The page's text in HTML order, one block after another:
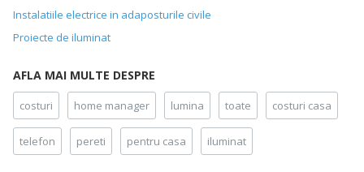
Instalatiile electrice in adaposturile civile
Proiecte de iluminat
AFLA MAI MULTE DESPRE
costuri home manager lumina toate costuri casa
telefon pereti pentru casa iluminat